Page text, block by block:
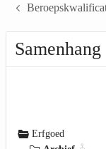
Samenhang
Erfgoed